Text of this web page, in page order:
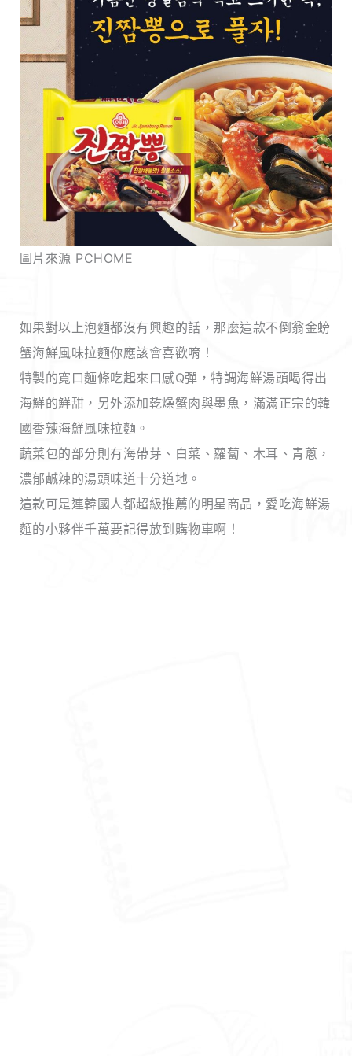
圖片來源 PCHOME
如果對以上泡麵都沒有興趣的話，那麼這款不倒翁金螃
蟹海鮮風味拉麵你應該會喜歡唷！
特製的寬口麵條吃起來口感Q彈，特調海鮮湯頭喝得出
海鮮的鮮甜，另外添加乾燥蟹肉與墨魚，滿滿正宗的韓
國香辣海鮮風味拉麵。
蔬菜包的部分則有海帶芽、白菜、蘿蔔、木耳、青蔥，
濃郁鹹辣的湯頭味道十分道地。
這款可是連韓國人都超級推薦的明星商品，愛吃海鮮湯
麵的小夥伴千萬要記得放到購物車啊！